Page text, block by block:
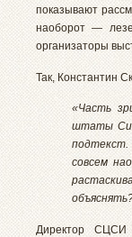
показывают
наоборот —
организаторы
Так, Константин
«Часть
штаты
совсем
Директор СЦСИ